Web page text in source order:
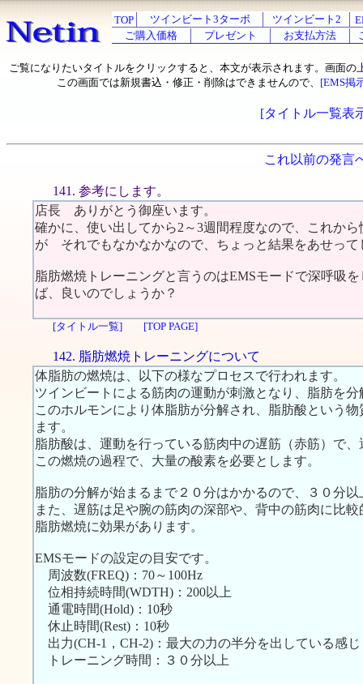
TOP ツインビート3ターボ ツインビート2
ご購入価格
プレゼント お支払方法
ご覧になりたいタイトルをクリックすると、本文が表示されます。画面の
この画面では新規書込・修正・削除はできませんので、 [EMS掲
[タイトル一覧表
これ以前の発言
141. 参考にします。
店長 ありがとう御座います。
確かに、使い出してから2～3週間程度なので、これか
が それでもなかなかなので、ちょっと結果をあせって
脂肪燃焼トレーニングと言うのはEMSモードで深呼吸
ば、良いのでしょうか？
[タイトル一覧] [TOP PAGE]
142. 脂肪燃焼トレーニングについて
体脂肪の燃焼は、以下の様なプロセスで行われます。
ツインビートによる筋肉の運動が刺激となり、脂肪を
このホルモンにより体脂肪が分解され、脂肪酸という
ます。
脂肪酸は、運動を行っている筋肉中の遅筋（赤筋）で
この燃焼の過程で、大量の酸素を必要とします。
脂肪の分解が始まるまで２０分はかかるので、３０分
また、遅筋は足や腕の筋肉の深部や、背中の筋肉に比
脂肪燃焼に効果があります。
EMSモードの設定の目安です。
周波数(FREQ)：70～100Hz
位相持続時間(WDTH)：200以上
通電時間(Hold)：10秒
休止時間(Rest)：10秒
出力(CH-1，CH-2)：最大の力の半分を出している感じ
トレーニング時間：３０分以上